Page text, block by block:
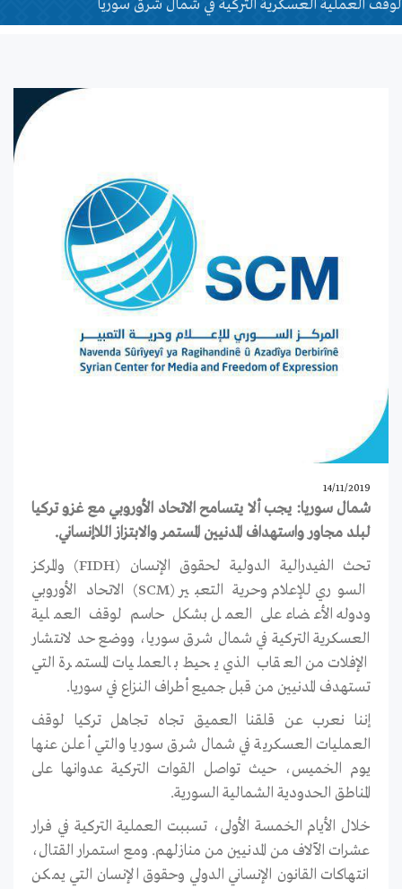
لوقف العملية العسكرية التركية في شمال شرق سوريا
14/11/2019
شمال سوريا: يجب ألا يتسامح الاتحاد الأوروبي مع غزو تركيا
لبلد مجاور واستهداف المدنيين المستمر والابتزاز اللاإنساني.
تحث الفيدرالية الدولية لحقوق الإنسان (FIDH) والمركز
السوري للإعلام وحرية التعبير (SCM) الاتحاد الأوروبي
ودوله الأعضاء على العمل بشكل حاسم لوقف العملية
العسكرية التركية في شمال شرق سوريا، ووضع حد لانتشار
الإفلات من العقاب الذي يحيط بالعمليات المستمرة التي
تستهدف المدنيين من قبل جميع أطراف النزاع في سوريا.
إننا نعرب عن قلقنا العميق تجاه تجاهل تركيا لوقف
العمليات العسكرية في شمال شرق سوريا والتي أعلن عنها
يوم الخميس، حيث تواصل القوات التركية عدوانها على
المناطق الحدودية الشمالية السورية.
خلال الأيام الخمسة الأولى، تسببت العملية التركية في فرار
عشرات الآلاف من المدنيين من منازلهم. ومع استمرار القتال،
انتهاكات القانون الإنساني الدولي وحقوق الإنسان التي يمكن